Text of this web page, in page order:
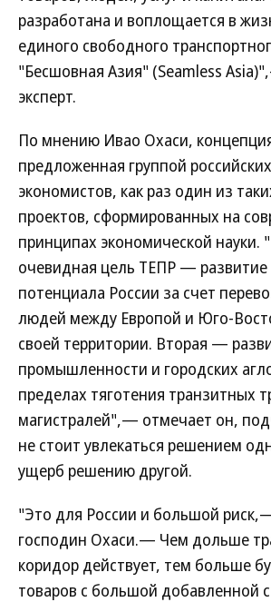
разработана и воплощается в
единого свободного
"Бесшовная Азия" (Seamless
эксперт.
По мнению Ивао Охаси,
предложенная группой
экономистов, как раз один из
проектов, сформированных на
принципах экономической науки.
очевидная цель ТЕПР — развитие
потенциала России за счет
людей между Европой и Юго-
своей территории. Вторая —
промышленности и городских
пределах тяготения транзитных
магистралей",— отмечает он,
не стоит увлекаться решением
ущерб решению другой.
"Это для России и большой
господин Охаси.— Чем дольше
коридор действует, тем больше
товаров с большой добавленной